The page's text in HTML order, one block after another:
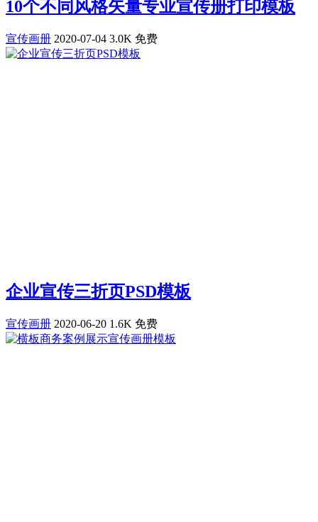
10个不同风格矢量专业宣传册打印模板
宣传画册 2020-07-04 3.0K 免费
企业宣传三折页PSD模板
宣传画册 2020-06-20 1.6K 免费